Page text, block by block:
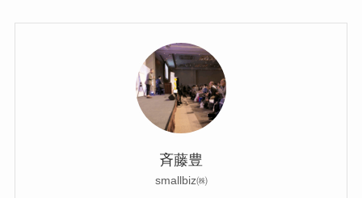
斉藤豊
smallbiz㈱